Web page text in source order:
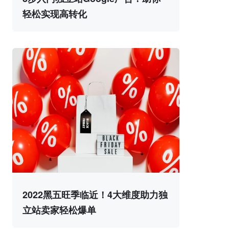
轻松实现高转化
2022黑五旺季临近！4大维度助力独
立站卖家轻松爆单